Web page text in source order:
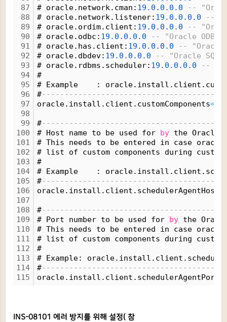
87
88
89
90
91
92
93
94
95
96
97
98
99
100
101
102
103
104
105
106
107
108
109
110
111
112
113
114
115
# oracle.network.cman: 19. 0. 0. 0. 0
--
# oracle.network.listener: 19. 0. 0. 0. 0
--
# oracle.ordim.client: 19. 0. 0. 0. 0
--
# oracle.odbc: 19. 0. 0. 0. 0
-- "Oracle ODBC
# oracle.has.client: 19. 0. 0. 0. 0
-- "Oracle
# oracle.dbdev: 19. 0. 0. 0. 0
-- "Oracle SQL
# oracle.rdbms.scheduler: 19. 0. 0. 0. 0
--
#
# Example    :
#
oracle.install.client.customComponents=
#
# Host name to be used for by the Oracle
# This needs to be entered in case
# list of custom components during
#
# Example    :
#
#
# Port number to be used for by the
# This needs to be entered in case
# list of custom components during
#
# Example:
#
INS-08101 에러 방지를 위해 설정( 참